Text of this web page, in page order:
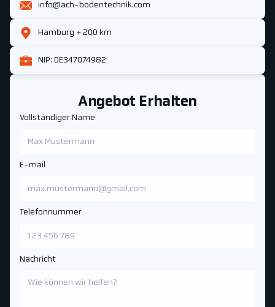
Angebot Erhalten
Vollständiger Name
E-mail
Telefonnummer
Nachricht
info@ach-bodentechnik.com
Hamburg + 200 km
NIP: DE347074982